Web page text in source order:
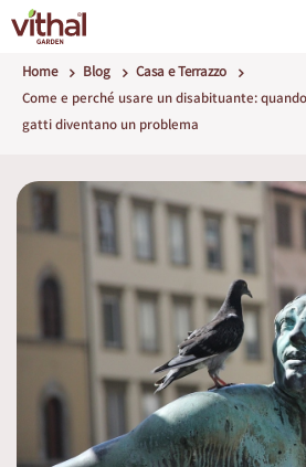
Home Blog
Casa e Terrazzo
Come e perché usare un disabituante:
gatti diventano un problema